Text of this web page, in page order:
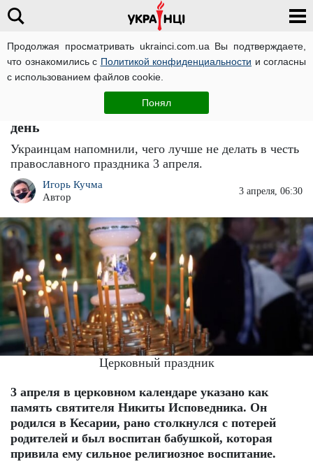
Продолжая просматривать ukrainci.com.ua Вы подтверждаете,
что ознакомились с Политикой конфиденциальности и согласны
с использованием файлов cookie.
Понял
Церковный праздник 3 апреля: ни в коем
случае не одалживайте никому деньги в этот
день
Украинцам напомнили, чего лучше не делать в честь
православного праздника 3 апреля.
Игорь Кучма
Автор
3 апреля, 06:30
Церковный праздник
3 апреля в церковном календаре указано как
память святителя Никиты Исповедника. Он
родился в Кесарии, рано столкнулся с потерей
родителей и был воспитан бабушкой, которая
привила ему сильное религиозное воспитание.